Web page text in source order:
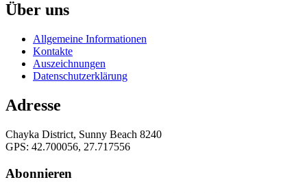
Über uns
Allgemeine Informationen
Kontakte
Auszeichnungen
Datenschutzerklärung
Adresse
Chayka District, Sunny Beach 8240
GPS: 42.700056, 27.717556
Abonnieren